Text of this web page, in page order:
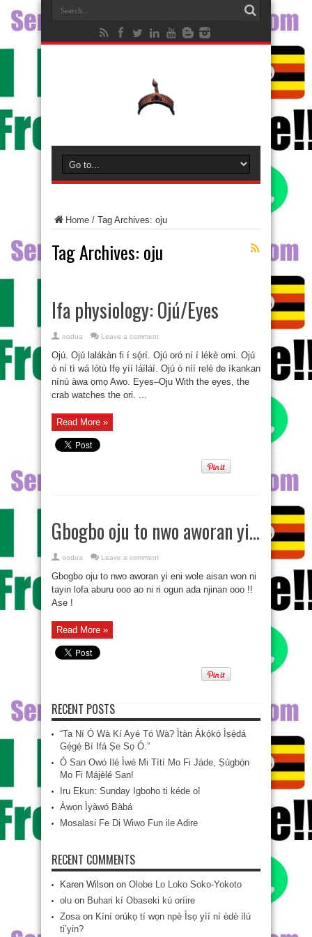
Home / Tag Archives: oju
Tag Archives: oju
Ifa physiology: Ojú/Eyes
oodua Leave a comment
Ojú. Ojú lalákàn fi í sọ́rí. Ojú oró ní í lékè omi. Ojú
ò ní tì wá lótù Ifẹ yìí láíláí. Ojú ò níí relé de ìkankan
nínú àwa ọmọ Awo. Eyes–Oju With the eyes, the
crab watches the ori. ...
Read More »
Gbogbo oju to nwo aworan yi…
oodua Leave a comment
Gbogbo oju to nwo aworan yi eni wole aisan won ni
tayin lofa aburu ooo ao ni ri ogun ada njinan ooo !!
Ase !
Read More »
RECENT POSTS
“Ta Ní Ó Wà Kí Ayé Tó Wà? Ìtàn Àkọ́kọ́ Ìṣẹ̀dá
Gẹ́gẹ́ Bí Ifá Ṣe Sọ Ó.”
Ó San Owó Ilé Ìwé Mi Títí Mo Fi Jáde, Ṣùgbọ́n
Mo Fi Májèlé San!
Iru Ekun: Sunday Igboho ti kéde o!
Àwọn Ìyàwó Bàbá
Mosalasi Fe Di Wiwo Fun ile Adire
RECENT COMMENTS
Karen Wilson on Olobe Lo Loko Soko-Yokoto
olu on Buhari kí Obaseki kú oríire
Zosaon Kíní orúkọ tí wọn npè Ìsọ yìí ní èdè ìlú
ti’yin?